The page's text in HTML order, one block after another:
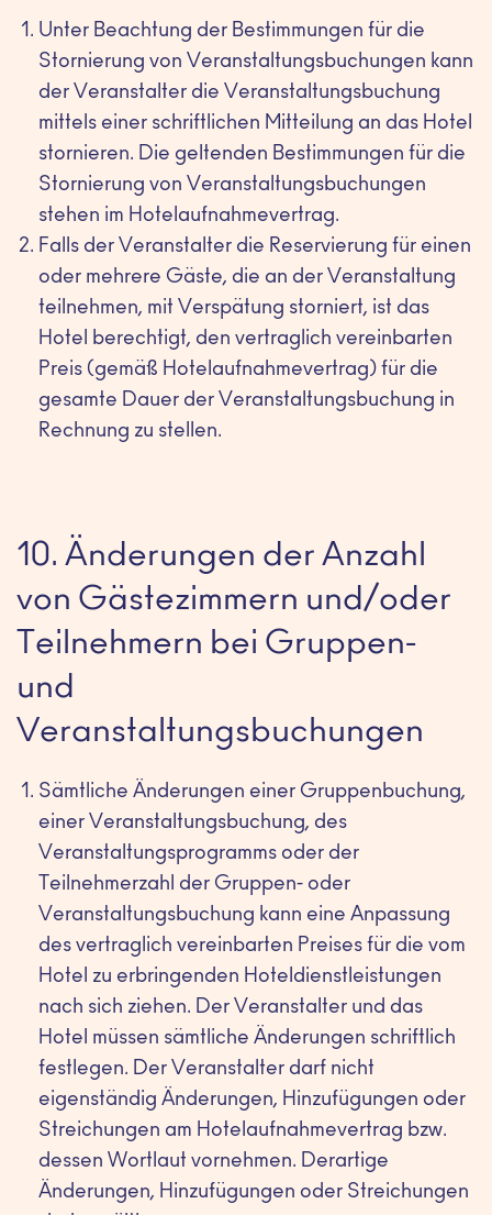
Unter Beachtung der Bestimmungen für die
Stornierung von Veranstaltungsbuchungen kann
der Veranstalter die Veranstaltungsbuchung
mittels einer schriftlichen Mitteilung an das Hotel
stornieren. Die geltenden Bestimmungen für die
Stornierung von Veranstaltungsbuchungen
stehen im Hotelaufnahmevertrag.
Falls der Veranstalter die Reservierung für einen
oder mehrere Gäste, die an der Veranstaltung
teilnehmen, mit Verspätung storniert, ist das
Hotel berechtigt, den vertraglich vereinbarten
Preis (gemäß Hotelaufnahmevertrag) für die
gesamte Dauer der Veranstaltungsbuchung in
Rechnung zu stellen.
10. Änderungen der Anzahl
von Gästezimmern und/oder
Teilnehmern bei Gruppen-
und
Veranstaltungsbuchungen
Sämtliche Änderungen einer Gruppenbuchung,
einer Veranstaltungsbuchung, des
Veranstaltungsprogramms oder der
Teilnehmerzahl der Gruppen- oder
Veranstaltungsbuchung kann eine Anpassung
des vertraglich vereinbarten Preises für die vom
Hotel zu erbringenden Hoteldienstleistungen
nach sich ziehen. Der Veranstalter und das
Hotel müssen sämtliche Änderungen schriftlich
festlegen. Der Veranstalter darf nicht
eigenständig Änderungen, Hinzufügungen oder
Streichungen am Hotelaufnahmevertrag bzw.
dessen Wortlaut vornehmen. Derartige
Änderungen, Hinzufügungen oder Streichungen